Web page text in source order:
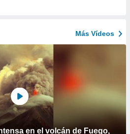
Más Vídeos
en el volcán de Fuego,